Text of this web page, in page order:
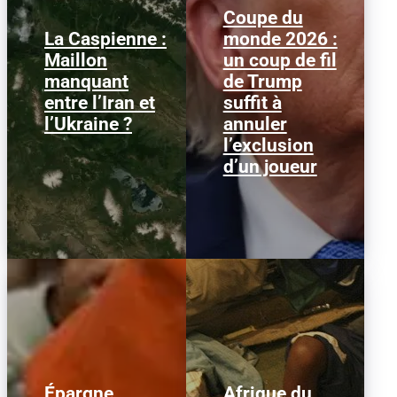
La Caspienne :
Maillon
manquant
entre l’Iran et
l’Ukraine ?
Samedi 25 juillet 2026,
des drones ukrainiens
ont frappé plusieurs
cibles en mer Caspienne,
parmi...
Coupe du
monde 2026 :
un coup de fil
de Trump
suffit à
annuler
l’exclusion
d’un joueur
Le 1er juillet 2026,
l'attaquant américain
Folarin Balogun recevait
un carton rouge
parfaitement...